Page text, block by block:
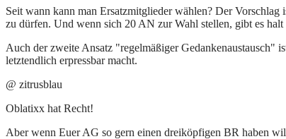
Seit wann kann man Ersatzmitglieder wählen? Der
zu dürfen. Und wenn sich 20 AN zur Wahl stellen, gibt es
Auch der zweite Ansatz "regelmäßiger Gedankenaustausch"
letztendlich erpressbar macht.
@ zitrusblau
Oblatixx hat Recht!
Aber wenn Euer AG so gern einen dreiköpfigen BR haben